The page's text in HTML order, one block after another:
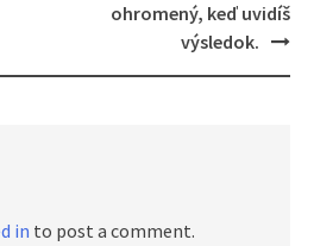
ohromený, keď uvidíš
výsledok.
in to post a comment.